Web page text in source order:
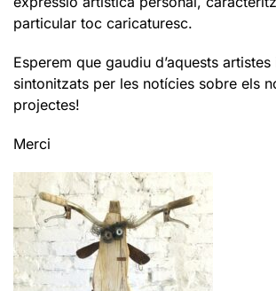
particular toc caricaturesc.
Esperem que gaudiu d’aquests
sintonitzats per les notícies sobre els
projectes!
Merci